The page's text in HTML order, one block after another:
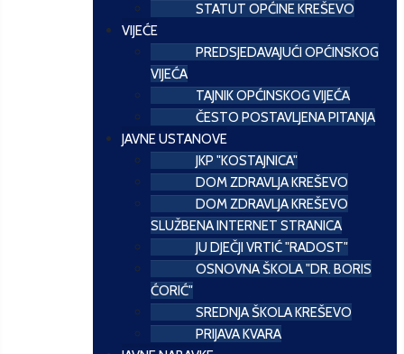
STATUT OPĆINE KREŠEVO
VIJEĆE
PREDSJEDAVAJUĆI OPĆINSKOG
VIJEĆA
TAJNIK OPĆINSKOG VIJEĆA
ČESTO POSTAVLJENA PITANJA
JAVNE USTANOVE
JKP "KOSTAJNICA"
DOM ZDRAVLJA KREŠEVO
DOM ZDRAVLJA KREŠEVO
SLUŽBENA INTERNET STRANICA
JU DJEČJI VRTIĆ "RADOST"
OSNOVNA ŠKOLA "DR. BORIS
ĆORIĆ"
SREDNJA ŠKOLA KREŠEVO
PRIJAVA KVARA